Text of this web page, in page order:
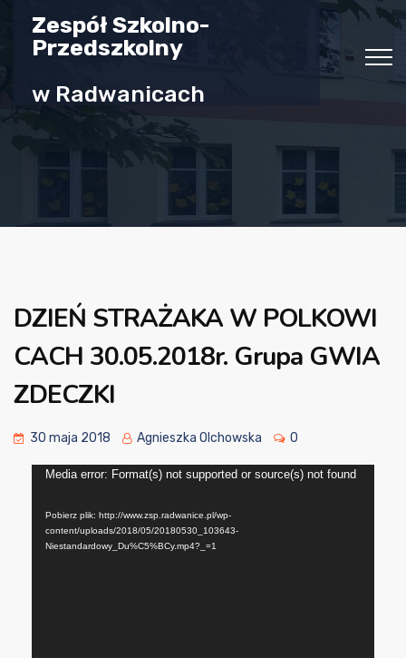
Zespół Szkolno-
Przedszkolny
w Radwanicach
DZIEŃ STRAŻAKA W POLKOWI
CACH 30.05.2018r. Grupa GWIA
ZDECZKI
30 maja 2018 Agnieszka Olchowska 0
Odtwarzacz
Media error: Format(s) not supported or source(s) not found
Pobierz plik: http://www.zsp.radwanice.pl/wp-
content/uploads/2018/05/20180530_103643-
Niestandardowy_Du%C5%BCy.mp4?_=1